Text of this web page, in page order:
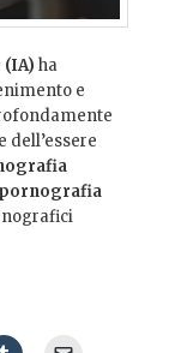
ha
e
dell’essere
pornografia